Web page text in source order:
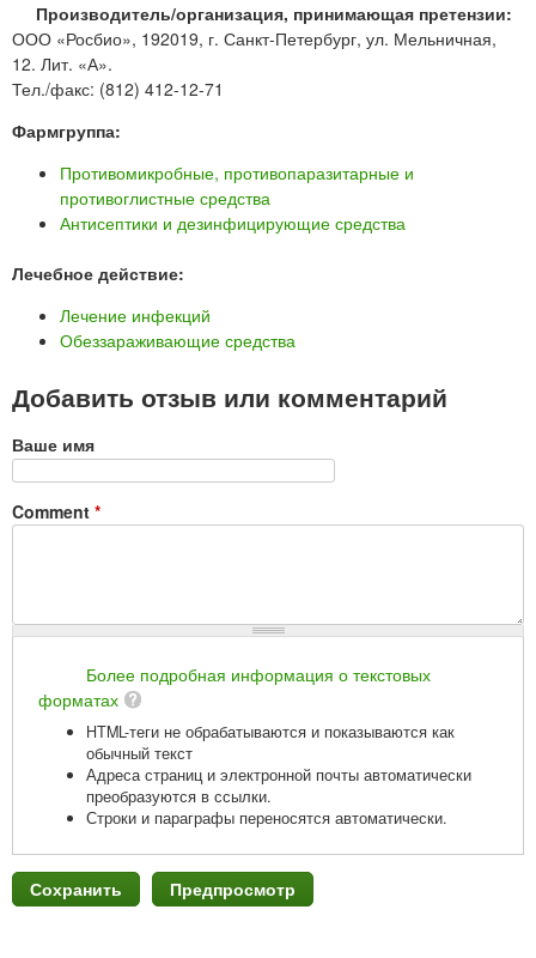
Производитель/организация, принимающая претензии:
ООО «Росбио», 192019, г. Санкт-Петербург, ул. Мельничная,
12. Лит. «А».
Тел./факс: (812) 412-12-71
Фармгруппа:
Противомикробные, противопаразитарные и
противоглистные средства
Антисептики и дезинфицирующие средства
Лечебное действие:
Лечение инфекций
Обеззараживающие средства
Добавить отзыв или комментарий
Ваше имя
Comment *
Более подробная информация о текстовых
форматах
HTML-теги не обрабатываются и показываются как
обычный текст
Адреса страниц и электронной почты автоматически
преобразуются в ссылки.
Строки и параграфы переносятся автоматически.